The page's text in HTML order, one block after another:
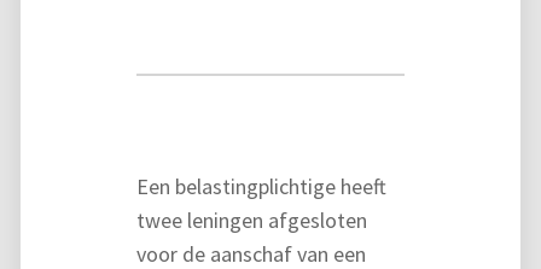
Een belastingplichtige heeft
twee leningen afgesloten
voor de aanschaf van een